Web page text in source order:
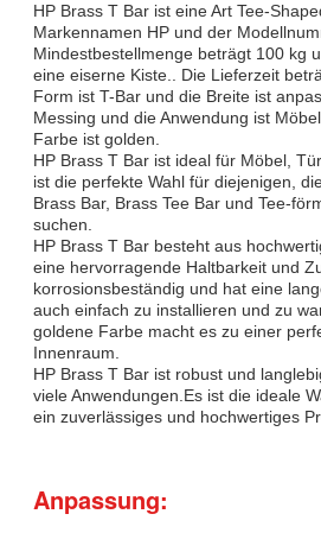
HP Brass T Bar ist eine Art Tee-
Markennamen HP und der
Mindestbestellmenge beträgt 100 kg
eine eiserne Kiste.. Die Lieferzeit
Form ist T-Bar und die Breite ist
Messing und die Anwendung ist
Farbe ist golden.
HP Brass T Bar ist ideal für Möbel,
ist die perfekte Wahl für diejenigen,
Brass Bar, Brass Tee Bar und Tee-
suchen.
HP Brass T Bar besteht aus
eine hervorragende Haltbarkeit und
korrosionsbeständig und hat eine
auch einfach zu installieren und zu
goldene Farbe macht es zu einer
Innenraum.
HP Brass T Bar ist robust und
viele Anwendungen.Es ist die ideale
ein zuverlässiges und hochwertiges
Anpassung: